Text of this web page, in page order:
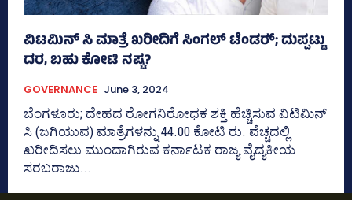
ವಿಟಮಿನ್‌ ಸಿ ಮಾತ್ರೆ ಖರೀದಿಗೆ ಸಿಂಗಲ್‌ ಟೆಂಡರ್‍‌; ದುಪ್ಪಟ್ಟು
ದರ, ಬಹು ಕೋಟಿ ನಷ್ಟ?
GOVERNANCE June 3, 2024
ಬೆಂಗಳೂರು; ದೇಹದ ರೋಗನಿರೋಧಕ ಶಕ್ತಿ ಹೆಚ್ಚಿಸುವ ವಿಟಿಮಿನ್‌
ಸಿ (ಜಗಿಯುವ) ಮಾತ್ರೆಗಳನ್ನು 44.00 ಕೋಟಿ ರು. ವೆಚ್ಚದಲ್ಲಿ
ಖರೀದಿಸಲು ಮುಂದಾಗಿರುವ ಕರ್ನಾಟಕ ರಾಜ್ಯ ವೈದ್ಯಕೀಯ
ಸರಬರಾಜು...